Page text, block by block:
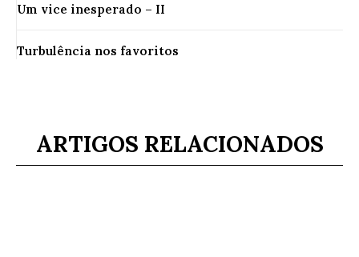
Um vice inesperado – II
Turbulência nos favoritos
ARTIGOS RELACIONADOS